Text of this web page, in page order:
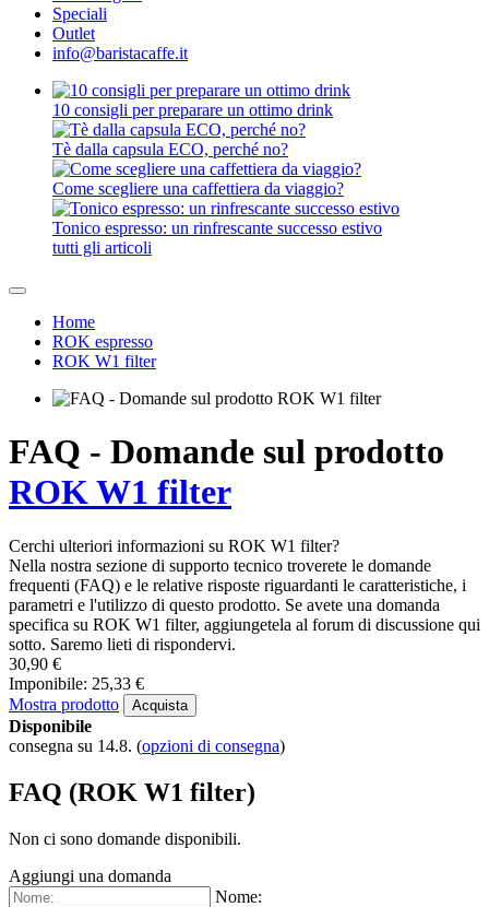
Speciali
Outlet
info@baristacaffe.it
10 consigli per preparare un ottimo drink
Tè dalla capsula ECO, perché no?
Come scegliere una caffettiera da viaggio?
Tonico espresso: un rinfrescante successo estivo
tutti gli articoli
Home
ROK espresso
ROK W1 filter
FAQ - Domande sul prodotto
ROK W1 filter
Cerchi ulteriori informazioni su ROK W1 filter?
Nella nostra sezione di supporto tecnico troverete le domande
frequenti (FAQ) e le relative risposte riguardanti le caratteristiche, i
parametri e l'utilizzo di questo prodotto. Se avete una domanda
specifica su ROK W1 filter, aggiungetela al forum di discussione qui
sotto. Saremo lieti di rispondervi.
30,90 €
Imponibile: 25,33 €
Mostra prodotto
Acquista
Disponibile
consegna su 14.8. (opzioni di consegna)
FAQ (ROK W1 filter)
Non ci sono domande disponibili.
Aggiungi una domanda
Nome: